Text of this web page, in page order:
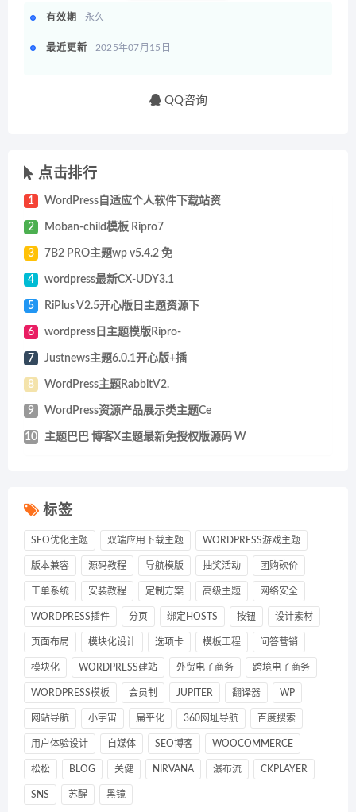
有效期 永久
最近更新 2025年07月15日
QQ咨询
点击排行
1 WordPress自适应个人软件下载站资
2 Moban-child模板 Ripro7
3 7B2 PRO主题wp v5.4.2 免
4 wordpress最新CX-UDY3.1
5 RiPlus V2.5开心版日主题资源下
6 wordpress日主题模版Ripro-
7 Justnews主题6.0.1开心版+插
8 WordPress主题RabbitV2.
9 WordPress资源产品展示类主题Ce
10 主题巴巴 博客X主题最新免授权版源码 W
标签
SEO优化主题 双端应用下载主题 WORDPRESS游戏主题
版本兼容 源码教程 导航模版 抽奖活动 团购砍价
工单系统 安装教程 定制方案 高级主题 网络安全
WORDPRESS插件 分页 绑定HOSTS 按钮 设计素材
页面布局 模块化设计 选项卡 模板工程 问答营销
模块化 WORDPRESS建站 外贸电子商务 跨境电子商务
WORDPRESS模板 会员制 JUPITER 翻译器 WP
网站导航 小宇宙 扁平化 360网址导航 百度搜索
用户体验设计 自媒体 SEO博客 WOOCOMMERCE
松松 BLOG 关健 NIRVANA 瀑布流 CKPLAYER
SNS 苏醒 黑镜